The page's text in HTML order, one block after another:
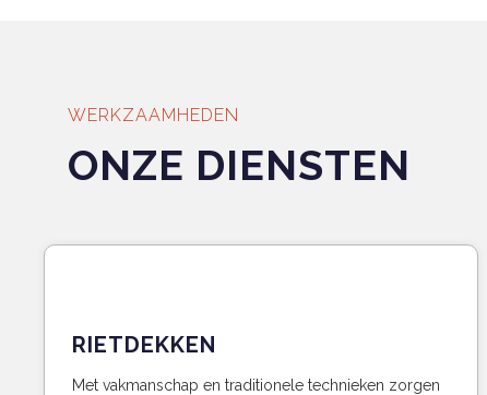
WERKZAAMHEDEN
ONZE DIENSTEN
RIETDEKKEN
Met vakmanschap en traditionele technieken zorgen